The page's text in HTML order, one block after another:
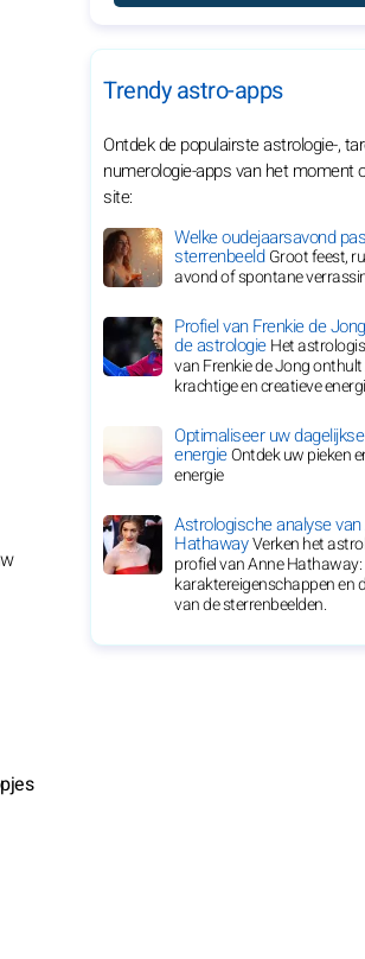
Trendy astro-apps
Ontdek de populairste astrologie-,
numerologie-apps van het moment
site:
Welke oudejaarsavond
sterrenbeeldGroot feest,
avond of spontane
Profiel van Frenkie de
de astrologieHet
van Frenkie de Jong
krachtige en creatieve
Optimaliseer uw dagelijkse
energieOntdek uw pieken
energie
Astrologische analyse
HathawayVerken het
profiel van Anne
karaktereigenschappen en
van de sterrenbeelden.